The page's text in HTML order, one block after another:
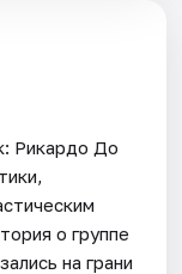
Рикардо До
о группе
на грани